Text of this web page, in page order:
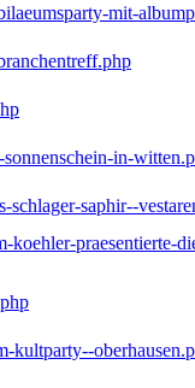
mit-
in-
schlager-saphir--
koehler-praesentierte-
kultparty--